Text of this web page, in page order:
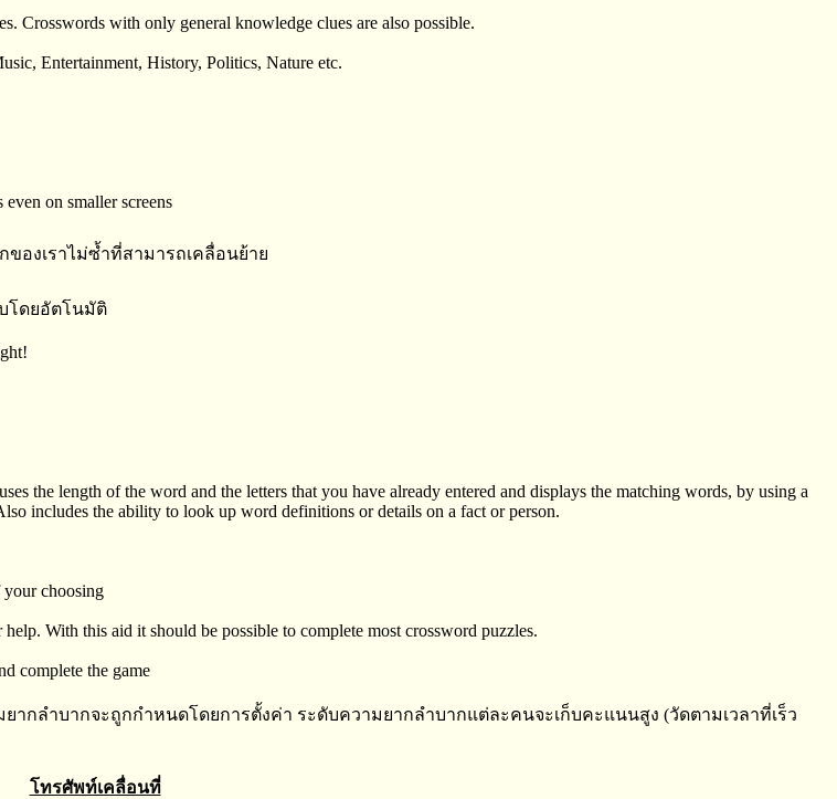
Crosswords with only general knowledge clues are also possible.
Entertainment, History, Politics, Nature etc.
on smaller screens
องเราไม่ซ้ำที่สามารถเคลื่อนย้าย
โดยอัตโนมัติ
the length of the word and the letters that you have already entered and displays the matching words, by using a
includes the ability to look up word definitions or details on a fact or person.
your choosing
With this aid it should be possible to complete most crossword puzzles.
complete the game
กลำบากจะถูกกำหนดโดยการตั้งค่า ระดับความยากลำบากแต่ละคนจะเก็บคะแนนสูง (วัดตามเวลาที่เร็ว
โทรศัพท์เคลื่อนที่